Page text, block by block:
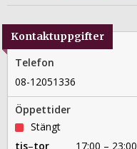
Kontaktuppgifter
Telefon
08-12051336
Öppettider
Stängt
tis–tor
17:00 – 23:00